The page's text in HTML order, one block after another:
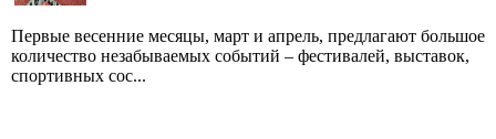
Первые весенние месяцы, март и апрель, предлагают большое
количество незабываемых событий – фестивалей, выставок,
спортивных сос...